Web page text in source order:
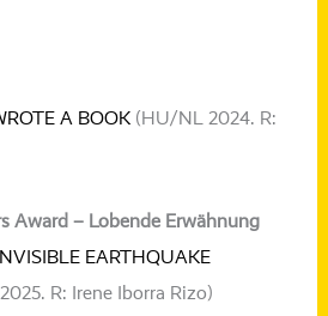
A BOOK (HU/NL 2024. R:
Award – Lobende Erwähnung
EARTHQUAKE
R: Irene Iborra Rizo)